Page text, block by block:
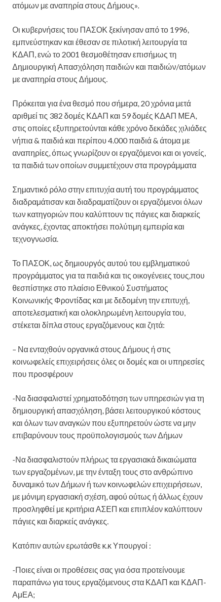
ατόμων με αναπηρία στους Δήμους».
Οι κυβερνήσεις του ΠΑΣΟΚ ξεκίνησαν από το 1996,
εμπνεύστηκαν και έθεσαν σε πιλοτική λειτουργία τα
ΚΔΑΠ, ενώ το 2001 θεσμοθέτησαν επισήμως τη
Δημιουργική Απασχόληση παιδιών και παιδιών/ατόμων
με αναπηρία στους Δήμους.
Πρόκειται για ένα θεσμό που σήμερα, 20 χρόνια μετά
αριθμεί τις 382 δομές ΚΔΑΠ και 59 δομές ΚΔΑΠ ΜΕΑ,
στις οποίες εξυπηρετούνται κάθε χρόνο δεκάδες χιλιάδες
νήπια & παιδιά και περίπου 4.000 παιδιά & άτομα με
αναπηρίες, όπως γνωρίζουν οι εργαζόμενοι και οι γονείς,
τα παιδιά των οποίων συμμετέχουν στα προγράμματα
Σημαντικό ρόλο στην επιτυχία αυτή του προγράμματος
διαδραμάτισαν και διαδραματίζουν οι εργαζόμενοι όλων
των κατηγοριών που καλύπτουν τις πάγιες και διαρκείς
ανάγκες, έχοντας αποκτήσει πολύτιμη εμπειρία και
τεχνογνωσία.
Το ΠΑΣΟΚ, ως δημιουργός αυτού του εμβληματικού
προγράμματος για τα παιδιά και τις οικογένειες τους,που
θεσπίστηκε στο πλαίσιο Εθνικού Συστήματος
Κοινωνικής Φροντίδας και με δεδομένη την επιτυχή,
αποτελεσματική και ολοκληρωμένη λειτουργία του,
στέκεται δίπλα στους εργαζόμενους και ζητά:
– Να ενταχθούν οργανικά στους Δήμους ή στις
κοινωφελείς επιχειρήσεις όλες οι δομές και οι υπηρεσίες
που προσφέρουν
-Να διασφαλιστεί χρηματοδότηση των υπηρεσιών για τη
δημιουργική απασχόληση, βάσει λειτουργικού κόστους
και όλων των αναγκών που εξυπηρετούν ώστε να μην
επιβαρύνουν τους προϋπολογισμούς των Δήμων
-Να διασφαλιστούν πλήρως τα εργασιακά δικαιώματα
των εργαζομένων, με την ένταξη τους στο ανθρώπινο
δυναμικό των Δήμων ή των κοινωφελών επιχειρήσεων,
με μόνιμη εργασιακή σχέση, αφού ούτως ή άλλως έχουν
προσληφθεί με κριτήρια ΑΣΕΠ και επιπλέον καλύπτουν
πάγιες και διαρκείς ανάγκες.
Κατόπιν αυτών ερωτάσθε κ.κ Υπουργοί :
-Ποιες είναι οι προθέσεις σας για όσα προτείνουμε
παραπάνω για τους εργαζόμενους στα ΚΔΑΠ και ΚΔΑΠ-
ΑμΕΑ;